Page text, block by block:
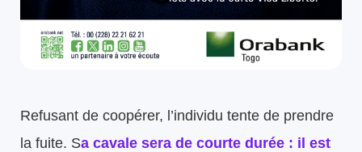
Refusant de coopérer, l’individu tente de prendre
la fuite. Sa cavale sera de courte durée : il est